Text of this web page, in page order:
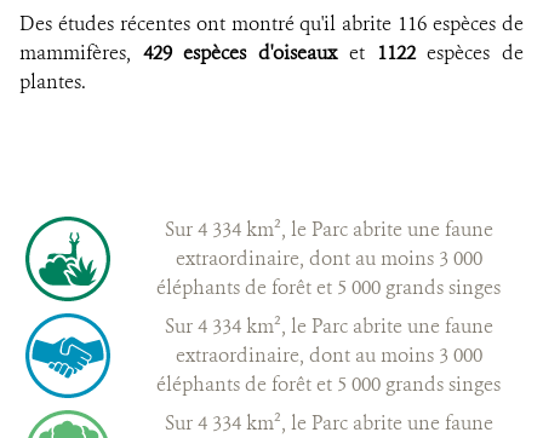
Des études récentes ont montré qu'il abrite 116 espèces de
mammifères, 429 espèces d'oiseauxet 1122espèces de
plantes.
Sur 4 334 km², le Parc abrite une faune
extraordinaire, dont au moins 3 000
éléphants de forêt et 5 000 grands singes
Sur 4 334 km², le Parc abrite une faune
extraordinaire, dont au moins 3 000
éléphants de forêt et 5 000 grands singes
Sur 4 334 km², le Parc abrite une faune